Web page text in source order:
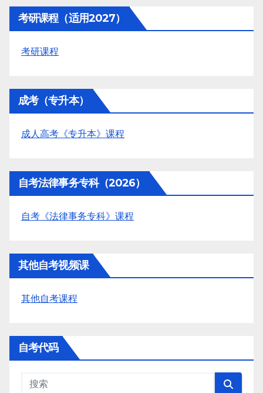
考研课程（适用2027）
考研课程
成考（专升本）
成人高考《专升本》课程
自考法律事务专科（2026）
自考《法律事务专科》课程
其他自考视频课
其他自考课程
自考代码